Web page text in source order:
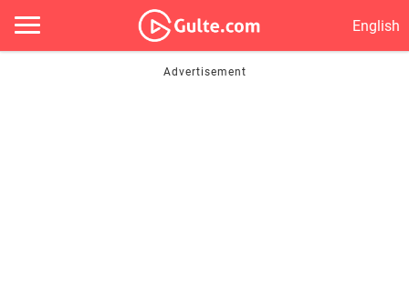
English